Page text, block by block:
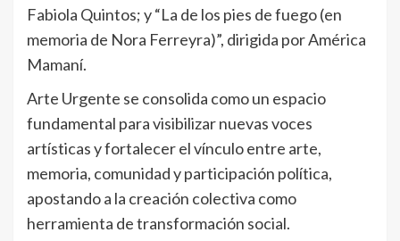
Fabiola Quintos; y “La de los pies de fuego (en
memoria de Nora Ferreyra)”, dirigida por América
Mamaní.
Arte Urgente se consolida como un espacio
fundamental para visibilizar nuevas voces
artísticas y fortalecer el vínculo entre arte,
memoria, comunidad y participación política,
apostando a la creación colectiva como
herramienta de transformación social.